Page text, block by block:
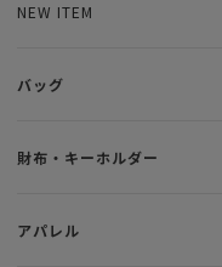
NEW ITEM
バッグ
財布・キーホルダー
アパレル